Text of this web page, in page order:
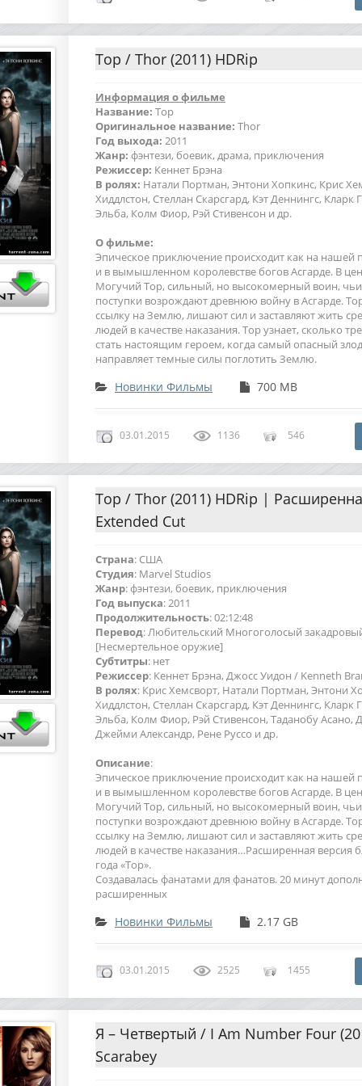
Тор / Thor (2011) HDRip
Информация о фильме
Название: Тор
Оригинальное название: Thor
Год выхода: 2011
Жанр: фэнтези, боевик, драма, приключения
Режиссер: Кеннет Брэна
В ролях: Натали Портман, Энтони Хопкинс, Крис
Хиддлстон, Стеллан Скарсгард, Кэт Деннингс, Кларк
Эльба, Колм Фиор, Рэй Стивенсон и др.
О фильме:
Эпическое приключение происходит как на нашей
и в вымышленном королевстве богов Асгарде. В
Могучий Тор, сильный, но высокомерный воин, чьи
поступки возрождают древнюю войну в Асгарде.
ссылку на Землю, лишают сил и заставляют жить
людей в качестве наказания. Тор узнает, сколько
стать настоящим героем, когда самый опасный
направляет темные силы поглотить Землю.
Новинки Фильмы 700 MB
03.01.2015 1136 546
Тор / Thor (2011) HDRip |
Extended Cut
Страна: США
Студия: Marvel Studios
Жанр: фэнтези, боевик, приключения
Год выпуска: 2011
Продолжительность: 02:12:48
Перевод: Любительский Многоголосый
[Несмертельное оружие]
Cубтитры: нет
Режиссер: Кеннет Брэна, Джосс Уидон / Kenneth
В ролях: Крис Хемсворт, Натали Портман, Энтони
Хиддлстон, Стеллан Скарсгард, Кэт Деннингс, Кларк
Эльба, Колм Фиор, Рэй Стивенсон, Таданобу Асано,
Джейми Александр, Рене Руссо и др.
Описание:
Эпическое приключение происходит как на нашей
и в вымышленном королевстве богов Асгарде. В
Могучий Тор, сильный, но высокомерный воин, чьи
поступки возрождают древнюю войну в Асгарде.
ссылку на Землю, лишают сил и заставляют жить
людей в качестве наказания…Расширенная версия
года «Тор».
Создавалась фанатами для фанатов. 20 минут
расширенных
Новинки Фильмы 2.17 GB
03.01.2015 2525 1455
Я – Четвертый / I Am Number Four
Scarabey